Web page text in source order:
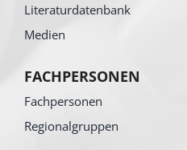
Literaturdatenbank
Medien
FACHPERSONEN
Fachpersonen
Regionalgruppen